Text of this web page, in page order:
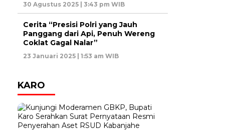
30 Agustus 2025 | 3:43 pm WIB
Cerita “Presisi Polri yang Jauh
Panggang dari Api, Penuh Wereng
Coklat Gagal Nalar”
23 Januari 2025 | 1:53 am WIB
KARO